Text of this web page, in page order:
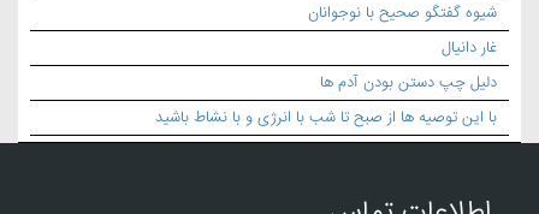
شیوه گفتگو صحیح با نوجوانان
غار دانیال
دلیل چپ دستن بودن آدم ها
با این توصیه ها از صبح تا شب با انرژی و با نشاط باشید